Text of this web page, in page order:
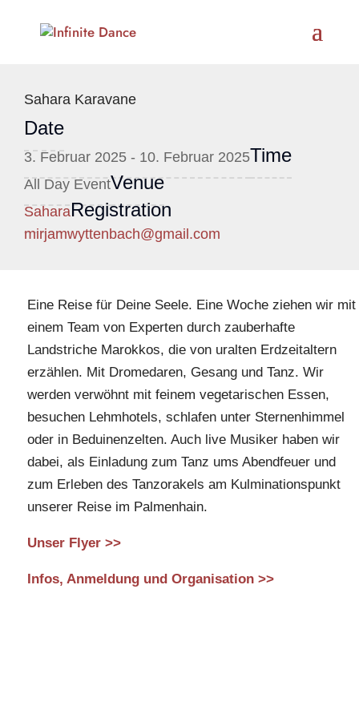
Sahara Karavane
Date
3. Februar 2025 - 10. Februar 2025Time
All Day EventVenue
SaharaRegistration
mirjamwyttenbach@gmail.com
Eine Reise für Deine Seele. Eine Woche ziehen wir mit
einem Team von Experten durch zauberhafte
Landstriche Marokkos, die von uralten Erdzeitaltern
erzählen. Mit Dromedaren, Gesang und Tanz. Wir
werden verwöhnt mit feinem vegetarischen Essen,
besuchen Lehmhotels, schlafen unter Sternenhimmel
oder in Beduinenzelten. Auch live Musiker haben wir
dabei, als Einladung zum Tanz ums Abendfeuer und
zum Erleben des Tanzorakels am Kulminationspunkt
unserer Reise im Palmenhain.
Unser Flyer >>
Infos, Anmeldung und Organisation >>